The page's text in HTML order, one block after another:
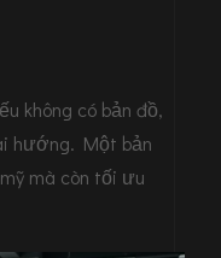
không có bản đồ,
hướng. Một bản
mà còn tối ưu